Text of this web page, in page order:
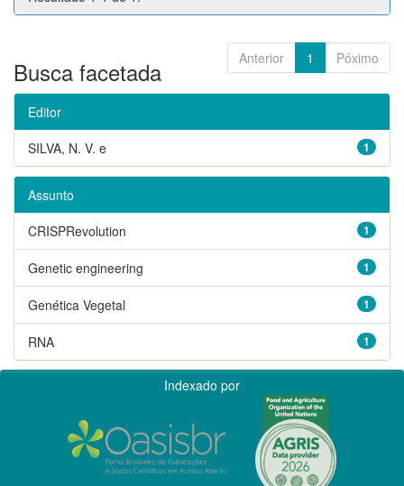
Anterior 1 Póximo
Busca facetada
Editor
1
SILVA, N. V. e
Assunto
1
CRISPRevolution
1
Genetic engineering
1
Genética Vegetal
1
RNA
Indexado por